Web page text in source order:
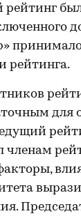
рейтинга.
для
членам